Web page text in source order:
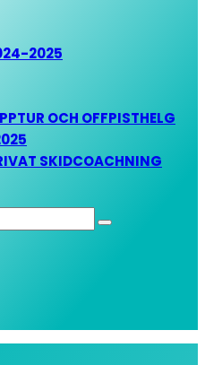
2025
OCH OFFPISTHELG
SKIDCOACHNING